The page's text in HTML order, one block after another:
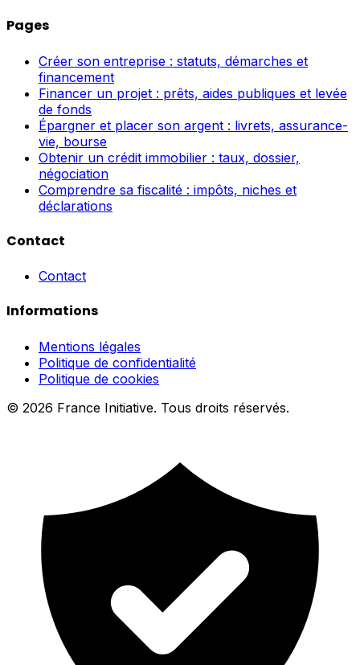
Pages
Créer son entreprise : statuts, démarches et
financement
Financer un projet : prêts, aides publiques et levée
de fonds
Épargner et placer son argent : livrets, assurance-
vie, bourse
Obtenir un crédit immobilier : taux, dossier,
négociation
Comprendre sa fiscalité : impôts, niches et
déclarations
Contact
Contact
Informations
Mentions légales
Politique de confidentialité
Politique de cookies
© 2026 France Initiative. Tous droits réservés.